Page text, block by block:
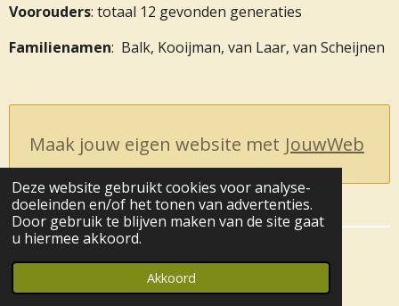
Deze website gebruikt cookies voor analyse-
doeleinden en/of het tonen van advertenties.
Door gebruik te blijven maken van de site gaat
u hiermee akkoord.
Akkoord
Voorouders: totaal 12 gevonden generaties
Familienamen: Balk, Kooijman, van Laar, van Scheijnen
Maak jouw eigen website met JouwWeb